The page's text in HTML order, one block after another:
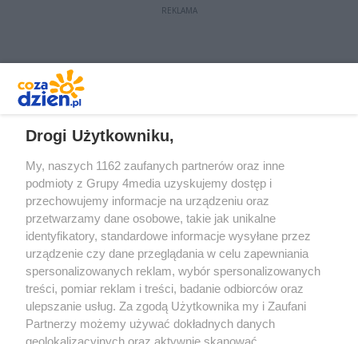
REKLAMA
Redakcja Reklama Prywatność
Praca Łódź
the:protocol
Drogi Użytkowniku,
My, naszych 1162 zaufanych partnerów oraz inne
podmioty z Grupy 4media uzyskujemy dostęp i
przechowujemy informacje na urządzeniu oraz
przetwarzamy dane osobowe, takie jak unikalne
identyfikatory, standardowe informacje wysyłane przez
urządzenie czy dane przeglądania w celu zapewniania
spersonalizowanych reklam, wybór spersonalizowanych
treści, pomiar reklam i treści, badanie odbiorców oraz
ulepszanie usług. Za zgodą Użytkownika my i Zaufani
Partnerzy możemy używać dokładnych danych
geolokalizacyjnych oraz aktywnie skanować